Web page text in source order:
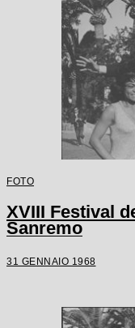
FOTO
XVIII Festival
Sanremo
31 GENNAIO 1968